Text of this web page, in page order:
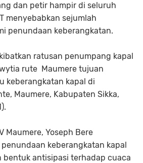
dan petir hampir di seluruh
menyebabkan sejumlah
penundaan keberangkatan.
ratusan penumpang kapal
rute Maumere tujuan
keberangkatan kapal di
Maumere, Kabupaten Sikka,
Maumere, Yoseph Bere
keberangkatan kapal
bentuk antisipasi terhadap cuaca